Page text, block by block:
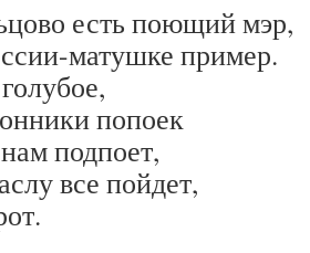
есть поющий мэр,
матушке пример.
попоек
подпоет,
все пойдет,